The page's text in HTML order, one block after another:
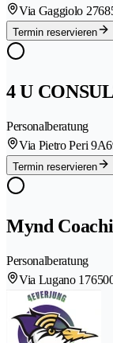
Via Gaggiolo 27
Termin reservieren
4 U
Personalberatung
Via Pietro Peri 9A
Termin reservieren
Mynd
Personalberatung
Via Lugano 17